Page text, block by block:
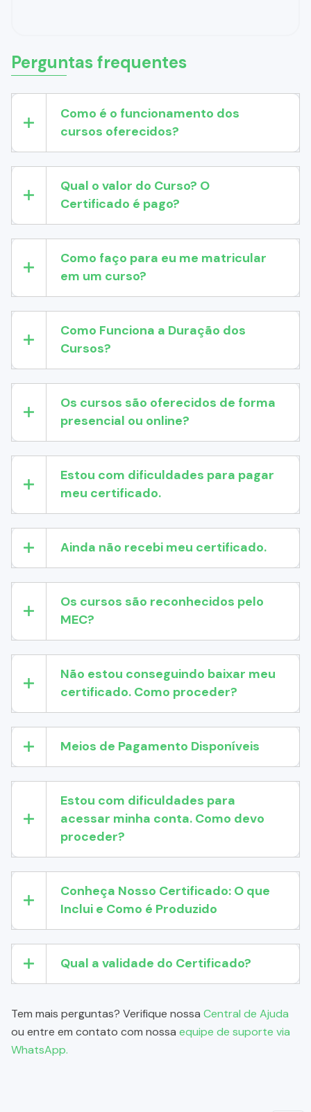
Perguntas frequentes
Como é o funcionamento dos
cursos oferecidos?
Qual o valor do Curso? O
Certificado é pago?
Como faço para eu me matricular
em um curso?
Como Funciona a Duração dos
Cursos?
Os cursos são oferecidos de forma
presencial ou online?
Estou com dificuldades para pagar
meu certificado.
Ainda não recebi meu certificado.
Os cursos são reconhecidos pelo
MEC?
Não estou conseguindo baixar meu
certificado. Como proceder?
Meios de Pagamento Disponíveis
Estou com dificuldades para
acessar minha conta. Como devo
proceder?
Conheça Nosso Certificado: O que
Inclui e Como é Produzido
Qual a validade do Certificado?
Tem mais perguntas? Verifique nossa Central de Ajuda
ou entre em contato com nossa equipe de suporte via
WhatsApp.